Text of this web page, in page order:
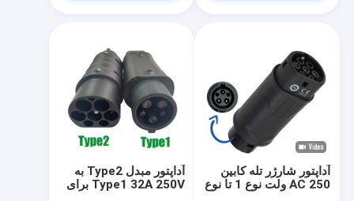
آداپتور مبدل Type2 به
Type1 32A 250V برای
آداپتور شارژر تله کابین
AC 250 ولت نوع 1 تا نوع